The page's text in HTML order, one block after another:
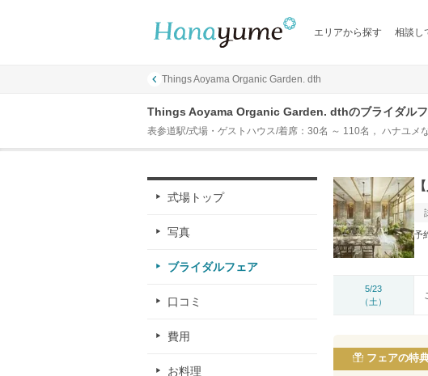
エリアから探す 相談し
Things Aoyama Organic Garden. dth
Things Aoyama Organic Garden. dthのブライダル
表参道駅/式場・ゲストハウス/着席：30名 ～ 110名， ハナユメ
式場トップ
写真
ブライダルフェア
口コミ
費用
お料理
予
5/23
（土）
フェアの特